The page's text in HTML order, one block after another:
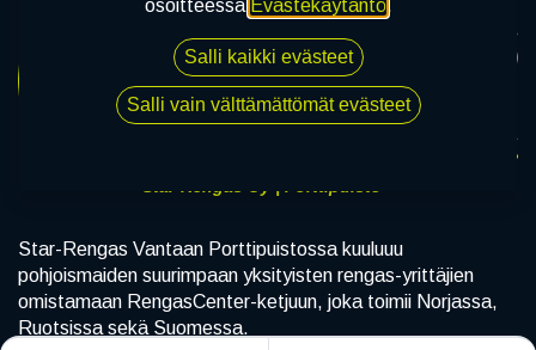
Star-Rengas Vantaan Porttipuistossa kuuluuu
pohjoismaiden suurimpaan yksityisten rengas-yrittäjien
omistamaan RengasCenter-ketjuun, joka toimii Norjassa,
Ruotsissa sekä Suomessa.
osoitteessa Evästekäytäntö.
Salli kaikki evästeet
Salli vain välttämättömät evästeet